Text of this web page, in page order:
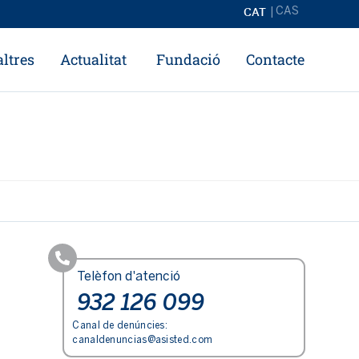
CAT CAS
Actualitat Fundació Contacte
Telèfon d'atenció
932 126 099
Canal de denúncies:
canaldenuncias@asisted.com